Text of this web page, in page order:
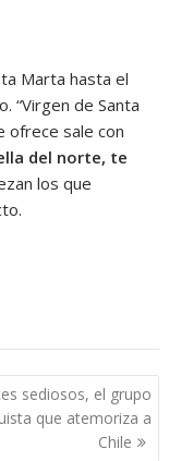
Marta hasta el
“Virgen de Santa
ofrece sale con
del norte, te
los que
sediosos, el grupo
que atemoriza a
Chile